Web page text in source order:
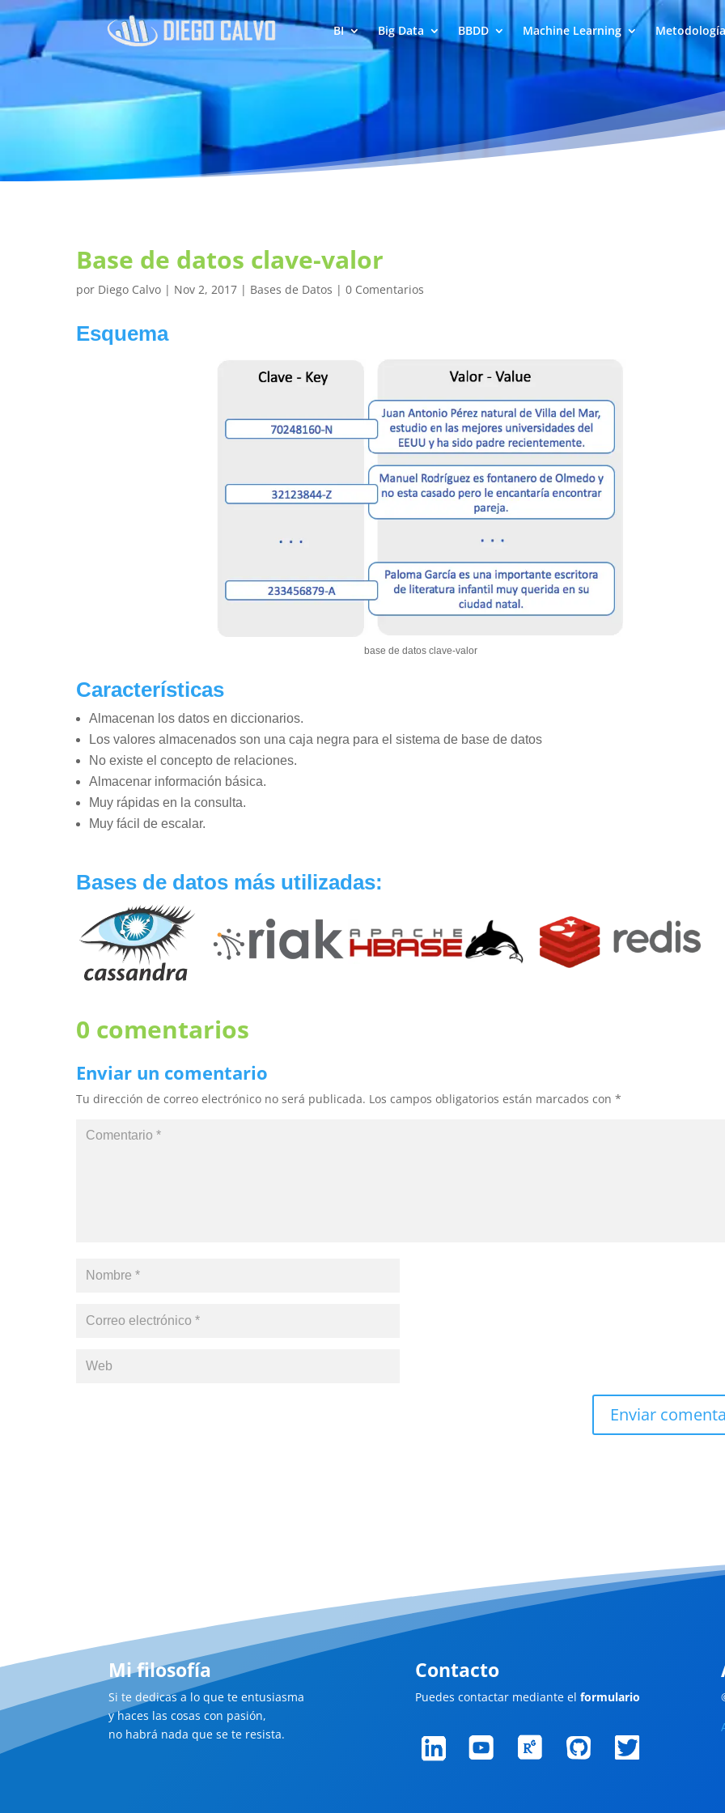
BI Big Data BBDD Machine Learning
Base de datos clave-valor
por Diego Calvo | Nov 2, 2017 | Bases de Datos |0 Comentarios
Esquema
base de datos clave-valor
Características
Almacenan los datos en diccionarios.
Los valores almacenados son una caja negra para el sistema de base de datos
No existe el concepto de relaciones.
Almacenar información básica.
Muy rápidas en la consulta.
Muy fácil de escalar.
Bases de datos más utilizadas:
0 comentarios
Enviar un comentario
Tu dirección de correo electrónico no será publicada. Los campos obligatorios están marcados con*
Enviar
Mi filosofía
Si te dedicas a lo que te entusiasma
y haces las cosas con pasión,
no habrá nada que se te resista.
Contacto
Puedes contactar mediante el formulario